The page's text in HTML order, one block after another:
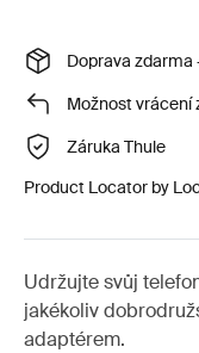
Doprava zdarma
Možnost vrácení
Záruka Thule
Product Locator by
Udržujte svůj
jakékoliv
adaptérem.